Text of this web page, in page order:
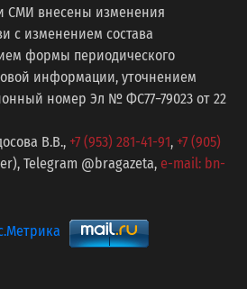
СМИ внесены изменения
с изменением состава
формы периодического
информации, уточнением
номер Эл № ФС77−79023 от 22
В.В., +7 (953) 281-41-91, +7 (905)
Telegram @bragazeta, e-mail: bn-